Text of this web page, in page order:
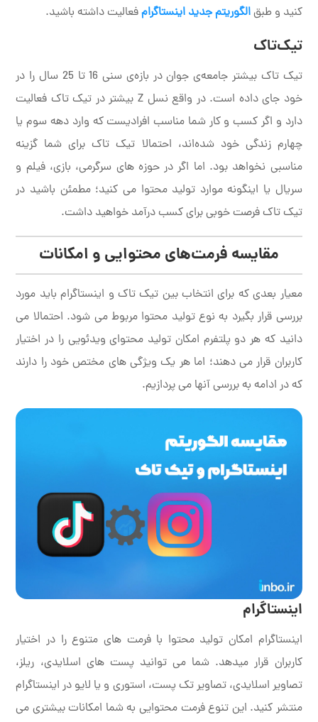
کنید و طبقالگوریتم جدید اینستاگرامفعالیت داشته باشید.
تیک‌تاک
تیک تاک بیشتر جامعه‌ی جوان در بازه‌ی سنی 16 تا 25 سال را در
خود جای داده است. در واقع نسل Z بیشتر در تیک تاک فعالیت
دارد و اگر کسب و کار شما مناسب افرادیست که وارد دهه سوم یا
چهارم زندگی خود شده‌اند، احتمالا تیک تاک برای شما گزینه
مناسبی نخواهد بود. اما اگر در حوزه های سرگرمی، بازی، فیلم و
سریال یا اینگونه موارد تولید محتوا می کنید؛ مطمئن باشید در
تیک تاک فرصت خوبی برای کسب درآمد خواهید داشت.
مقایسه فرمت‌های محتوایی و امکانات
معیار بعدی که برای انتخاب بین تیک تاک و اینستاگرام باید مورد
بررسی قرار بگیرد به نوع تولید محتوا مربوط می شود. احتمالا می
دانید که هر دو پلتفرم امکان تولید محتوای ویدئویی را در اختیار
کاربران قرار می دهند؛ اما هر یک ویژگی های مختص خود را دارند
که در ادامه به بررسی آنها می پردازیم.
اینستاگرام
اینستاگرام امکان تولید محتوا با فرمت های متنوع را در اختیار
کاربران قرار میدهد. شما می توانید پست های اسلایدی، ریلز،
تصاویر اسلایدی، تصاویر تک پست، استوری و یا لایو در اینستاگرام
منتشر کنید. این تنوع فرمت محتوایی به شما امکانات بیشتری می